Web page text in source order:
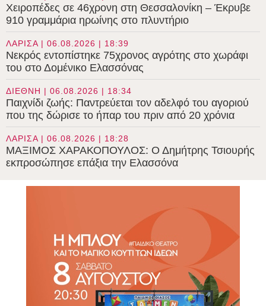
Χειροπέδες σε 46χρονη στη Θεσσαλονίκη – Έκρυβε
910 γραμμάρια ηρωίνης στο πλυντήριο
ΛΑΡΙΣΑ | 06.08.2026 | 18:39
Νεκρός εντοπίστηκε 75χρονος αγρότης στο χωράφι
του στο Δομένικο Ελασσόνας
ΔΙΕΘΝΗ | 06.08.2026 | 18:34
Παιχνίδι ζωής: Παντρεύεται τον αδελφό του αγοριού
που της δώρισε το ήπαρ του πριν από 20 χρόνια
ΛΑΡΙΣΑ | 06.08.2026 | 18:28
ΜΑΞΙΜΟΣ ΧΑΡΑΚΟΠΟΥΛΟΣ: Ο Δημήτρης Τσιουρής
εκπροσώπησε επάξια την Ελασσόνα